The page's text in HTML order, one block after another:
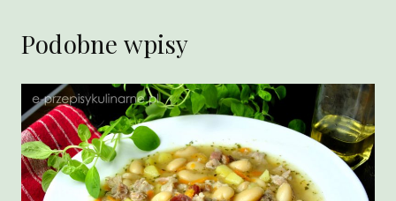
Podobne wpisy